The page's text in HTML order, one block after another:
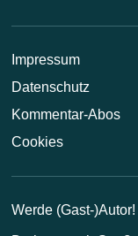
Impressum
Datenschutz
Kommentar-Abos
Cookies
Werde (Gast-)Autor!